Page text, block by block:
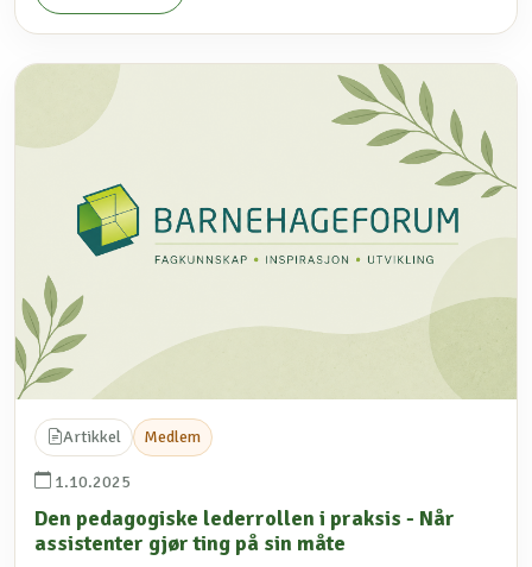
Artikkel Medlem
1.10.2025
Den pedagogiske lederrollen i praksis - Når
assistenter gjør ting på sin måte